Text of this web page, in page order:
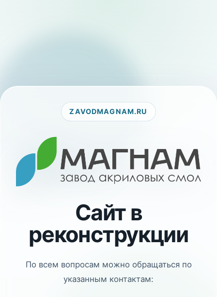
ZAVODMAGNAM.RU
Сайт в
реконструкции
По всем вопросам можно обращаться по
указанным контактам: